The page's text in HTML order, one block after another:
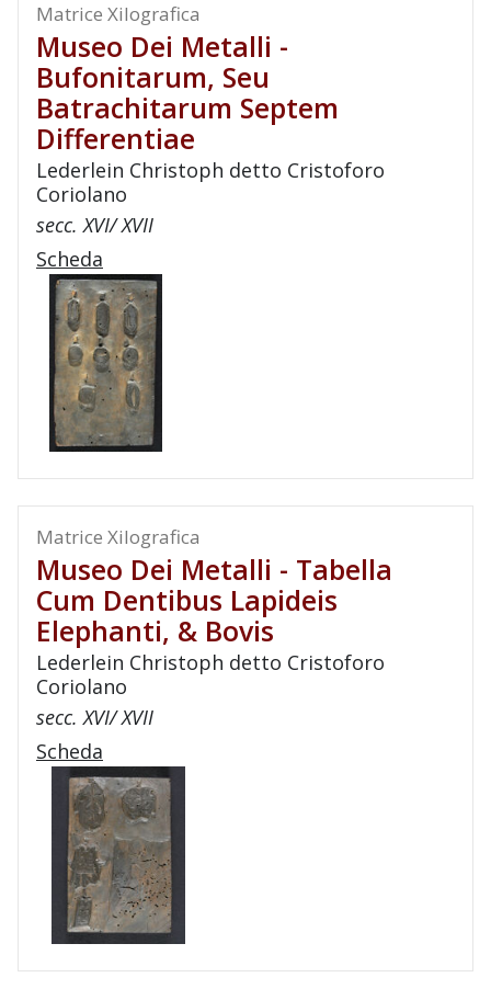
Matrice Xilografica
Museo Dei Metalli -
Bufonitarum, Seu
Batrachitarum Septem
Differentiae
Lederlein Christoph detto Cristoforo
Coriolano
secc. XVI/ XVII
Scheda
Matrice Xilografica
Museo Dei Metalli - Tabella
Cum Dentibus Lapideis
Elephanti, & Bovis
Lederlein Christoph detto Cristoforo
Coriolano
secc. XVI/ XVII
Scheda